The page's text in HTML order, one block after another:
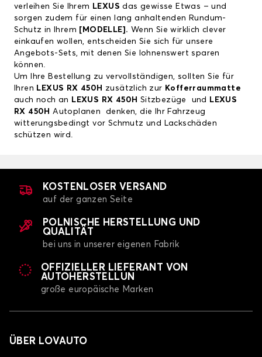
verleihen Sie Ihrem LEXUS das gewisse Etwas – und
sorgen zudem für einen lang anhaltenden Rundum-
Schutz in Ihrem [MODELLE]. Wenn Sie wirklich clever
einkaufen wollen, entscheiden Sie sich für unsere
Angebots-Sets, mit denen Sie lohnenswert sparen
können.
Um Ihre Bestellung zu vervollständigen, sollten Sie für
Ihren LEXUS RX 450H zusätzlich zur Kofferraummatte
auch noch an LEXUS RX 450H Sitzbezüge und
LEXUS
RX 450H Autoplanen
denken, die Ihr Fahrzeug
witterungsbedingt vor Schmutz und Lackschäden
schützen wird.
KOSTENLOSER VERSAND
auf der ganzen Seite
POLNISCHE HERSTELLUNG UND
QUALITÄT
bei uns in unserer eigenen Fabrik
OFFIZIELLER LIEFERANT VON
AUTOHERSTELLUN
große europäische Marken
ÜBER LOVAUTO